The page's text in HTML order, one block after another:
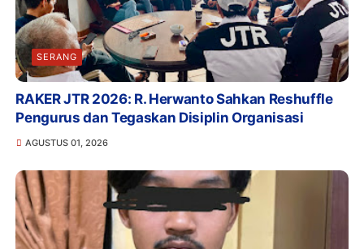
SERANG
RAKER JTR 2026: R. Herwanto Sahkan Reshuffle
Pengurus dan Tegaskan Disiplin Organisasi
AGUSTUS 01, 2026